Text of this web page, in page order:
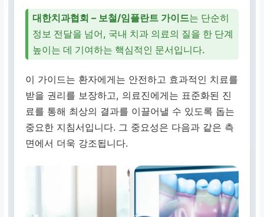
대한치과협회 – 보철/임플란트 가이드는 단순히
정보 전달을 넘어, 국내 치과 의료의 질을 한 단계
높이는 데 기여하는 핵심적인 문서입니다.
이 가이드는 환자에게는 안전하고 효과적인 치료를
받을 권리를 보장하고, 의료진에게는 표준화된 진
료를 통해 최상의 결과를 이끌어낼 수 있도록 돕는
중요한 지침서입니다. 그 중요성은 다음과 같은 측
면에서 더욱 강조됩니다.